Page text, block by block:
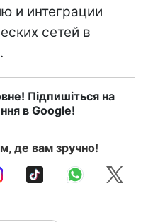
и интеграции
сетей в
Підпишіться на
в Google!
де вам зручно!